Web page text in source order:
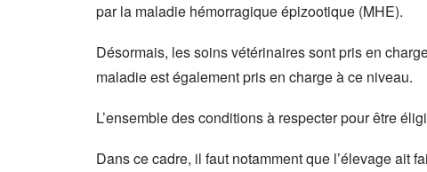
par la maladie hémorragique épizootique (MHE).
Désormais, les soins vétérinaires sont pris en
maladie est également pris en charge à ce niveau.
L’ensemble des conditions à respecter pour être
Dans ce cadre, il faut notamment que l’élevage ait